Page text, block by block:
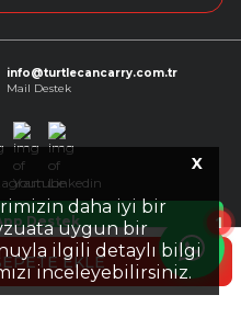
1
X
daha iyi bir
uygun bir
ilgili detaylı bilgi
inceleyebilirsiniz.
EKLE
info@turtlecancarry.com.tr
Mail Destek
InstagramYoutube
Destek